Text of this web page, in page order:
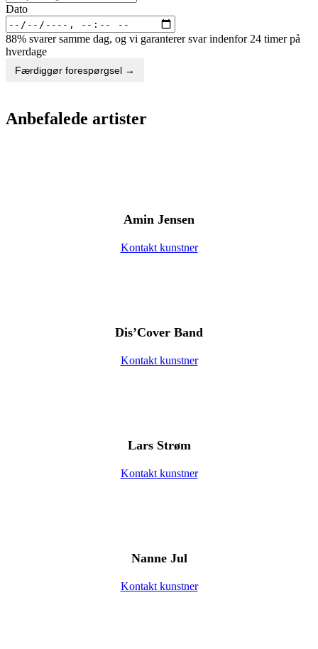
Dato
88% svarer samme dag, og vi garanterer svar indenfor 24 timer på
hverdage
Færdiggør forespørgsel →
Anbefalede artister
Amin Jensen
Kontakt kunstner
Dis’Cover Band
Kontakt kunstner
Lars Strøm
Kontakt kunstner
Nanne Jul
Kontakt kunstner